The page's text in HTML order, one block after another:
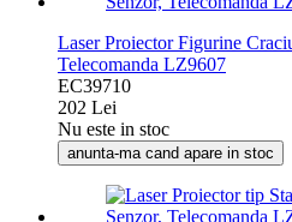
Laser Proiector Figurine
Telecomanda LZ9607
EC39710
202 Lei
Nu este in stoc
anunta-ma cand apare in stoc